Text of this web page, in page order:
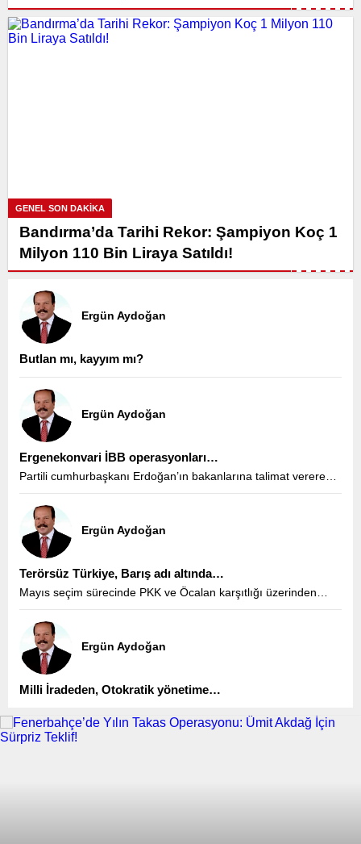
GENEL SON DAKİKA
Bandırma’da Tarihi Rekor: Şampiyon Koç 1
Milyon 110 Bin Liraya Satıldı!
Ergün Aydoğan
Butlan mı, kayyım mı?
Ergün Aydoğan
Ergenekonvari İBB operasyonları…
Partili cumhurbaşkanı Erdoğan’ın bakanlarına talimat vererek
‘’CHP’li belediyeleri, şöyle biraz silkeleyin’’ talimatıyla birlikte
devreye sokulan silkeleme işi belediyeleri çalışamaz, iş
üretemez hale getirdi.
Ergün Aydoğan
Terörsüz Türkiye, Barış adı altında…
Mayıs seçim sürecinde PKK ve Öcalan karşıtlığı üzerinden
yapılan siyaseti de PKK ve Öcalan savunuculuğu siyasetini de
alkışlayın, sevinin; hiçbir şey sorgulamayın sadece mutlu olun!
Ergün Aydoğan
Milli İradeden, Otokratik yönetime…